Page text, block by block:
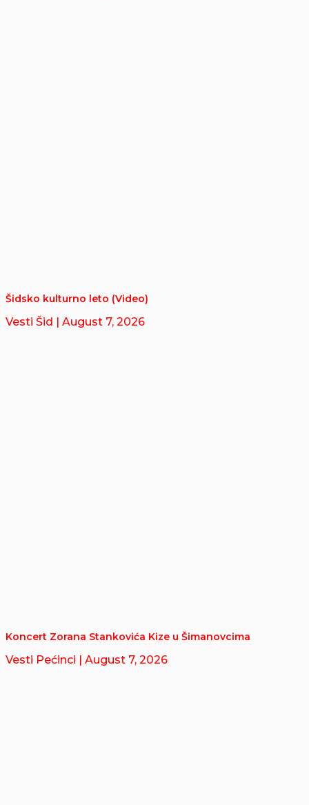
Šidsko kulturno leto (Video)
Vesti Šid | August 7, 2026
Koncert Zorana Stankovića Kize u Šimanovcima
Vesti Pećinci | August 7, 2026